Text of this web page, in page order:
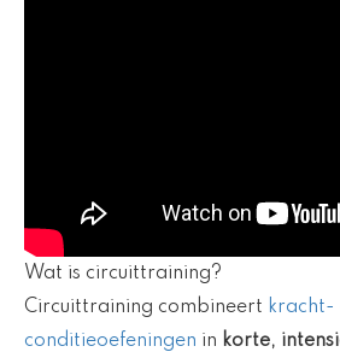
Wat is circuittraining?
Circuittraining combineert kracht-
conditieoefeningen in korte,